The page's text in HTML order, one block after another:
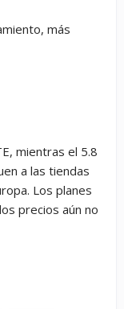
más
mientras el 5.8
a las tiendas
Los planes
precios aún no